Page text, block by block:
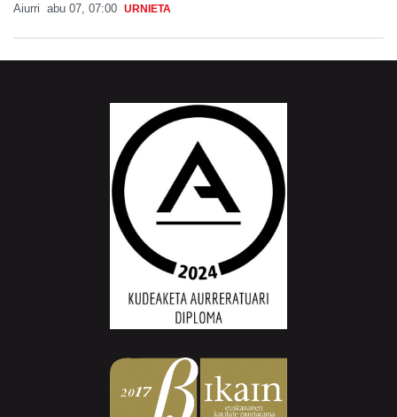
Aiurri abu 07, 07:00 URNIETA